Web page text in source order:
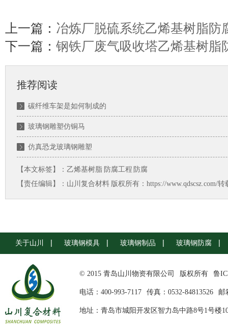
上一篇： 冶炼厂脱硫系统乙烯基树脂防
下一篇： 钢铁厂废气吸收塔乙烯基树脂
推荐阅读
碳纤维车架是如何制成的
玻璃钢雕塑仿铜马
仿真恐龙玻璃钢雕塑
【本文标签】： 乙烯基树脂 防腐工程 防腐
【责任编辑】： 山川复合材料 版权所有：https://www.qdscsz.com/
关于山川 玻璃钢模具 玻璃钢制品 玻璃钢防腐
© 2015 青岛山川物资有限公司 版权所有 鲁
电话：400-993-7117 传真：0532-84813526 邮
地址：青岛市城阳开发区智力岛中路8号1号楼